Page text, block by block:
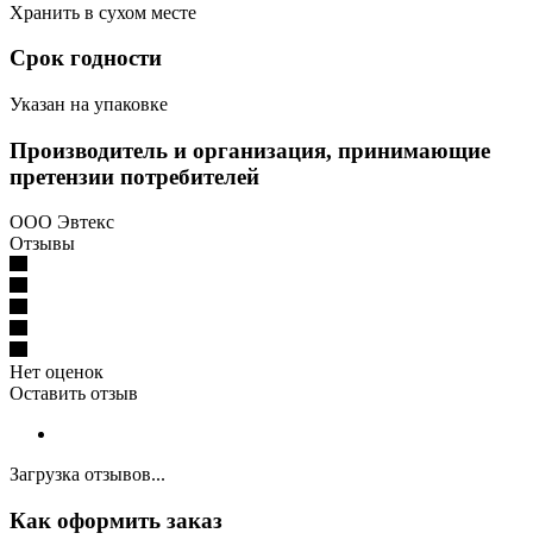
Хранить в сухом месте
Срок годности
Указан на упаковке
Производитель и организация, принимающие
претензии потребителей
ООО Эвтекс
Отзывы
Нет оценок
Оставить отзыв
Загрузка отзывов...
Как оформить заказ